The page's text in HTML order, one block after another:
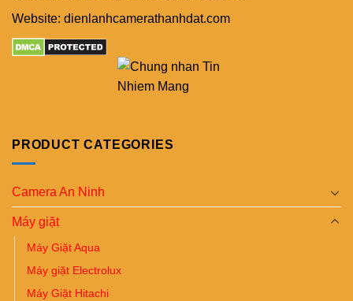
Website: dienlanhcamerathanhdat.com
PRODUCT CATEGORIES
Camera An Ninh
Máy giặt
Máy Giặt Aqua
Máy giặt Electrolux
Máy Giặt Hitachi